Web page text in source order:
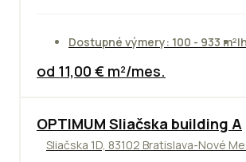
Dostupné výmery: 100 - 933 m²
od 11,00 € m²/mes.
OPTIMUM Sliačska building A
Sliačska 1D, 83102 Bratislava-Nové